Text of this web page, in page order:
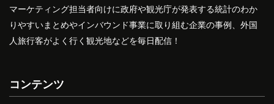
マーケティング担当者向けに政府や観光庁が発表する統計のわか
りやすいまとめやインバウンド事業に取り組む企業の事例、外国
人旅行客がよく行く観光地などを毎日配信！
コンテンツ